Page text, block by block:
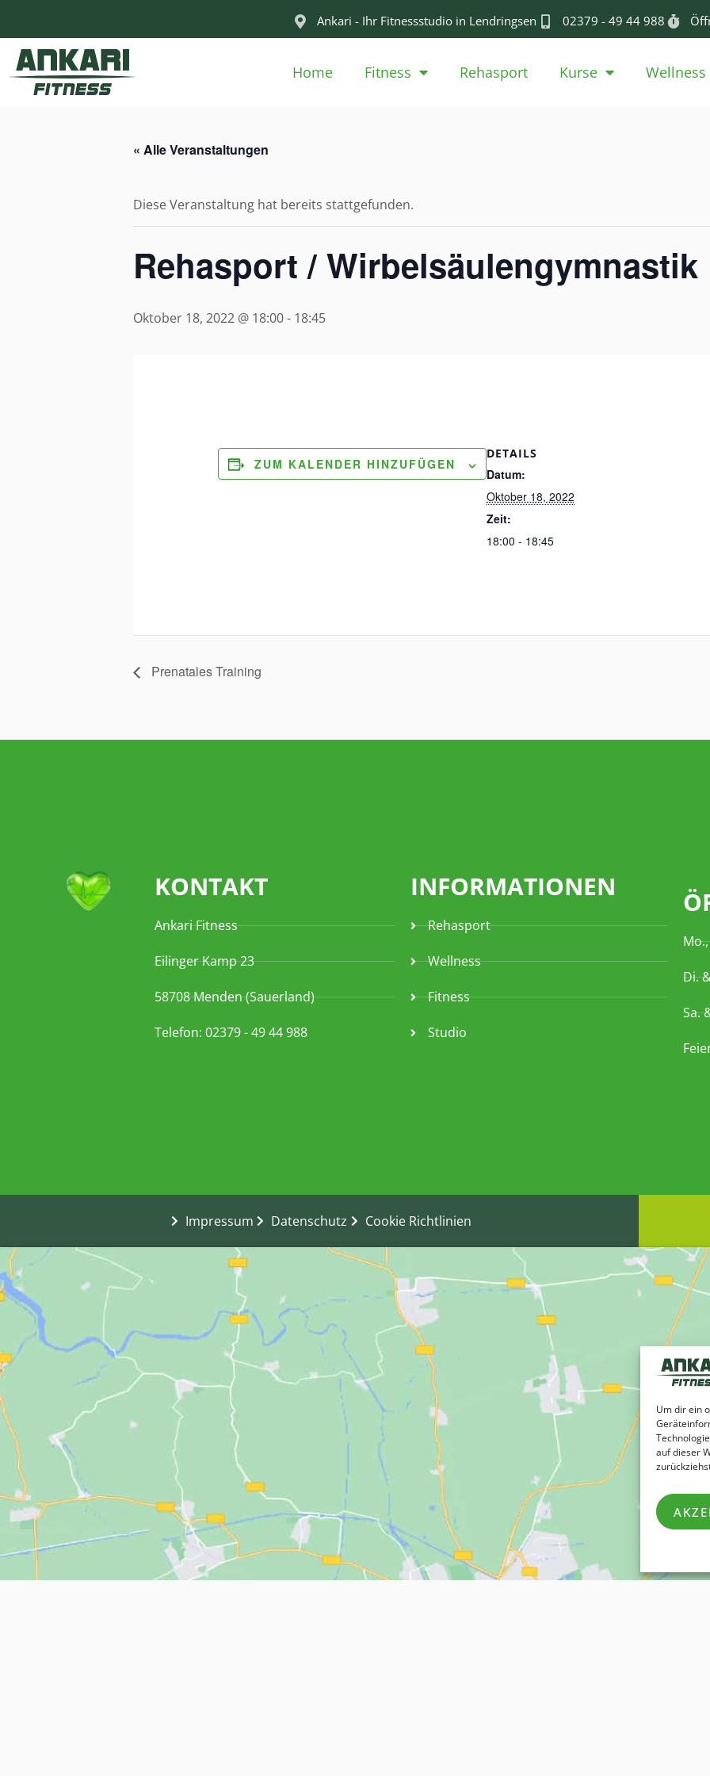
Um dir ein
auf dieser
Ankari - Ihr Fitnessstudio in Lendringsen 02379 - 49 44 988
Home Fitness Rehasport Kurse Wellness
« Alle Veranstaltungen
Diese Veranstaltung hat bereits stattgefunden.
Rehasport / Wirbelsäulengymnastik
Oktober 18, 2022 @ 18:00- 18:45
ZUM KALENDER HINZUFÜGEN
DETAILS
Datum:
Oktober 18, 2022
Zeit:
18:00 - 18:45
Prenatales Training
KONTAKT
Ankari Fitness
Eilinger Kamp 23
58708 Menden (Sauerland)
Telefon: 02379 - 49 44 988
INFORMATIONEN
Rehasport
Wellness
Fitness
Studio
Di.
Sa.
Impressum Datenschutz Cookie Richtlinien